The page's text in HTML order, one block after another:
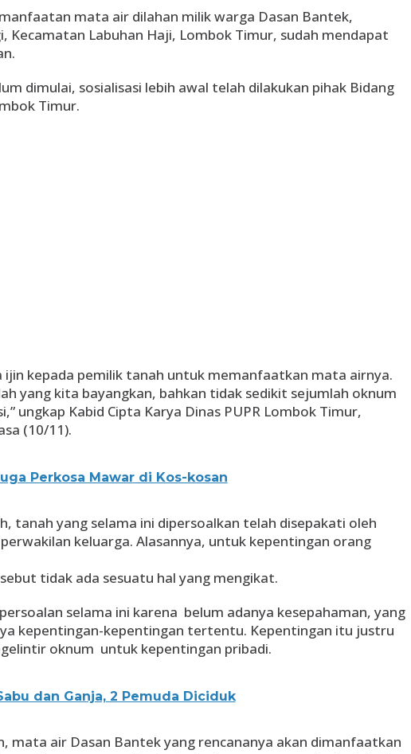
mata air dilahan milik warga Dasan Bantek,
Kecamatan Labuhan Haji, Lombok Timur, sudah mendapat
dimulai, sosialisasi lebih awal telah dilakukan pihak Bidang
Timur.
ijin kepada pemilik tanah untuk memanfaatkan mata airnya.
yang kita bayangkan, bahkan tidak sedikit sejumlah oknum
ungkap Kabid Cipta Karya Dinas PUPR Lombok Timur,
(10/11).
Perkosa Mawar di Kos-kosan
tanah yang selama ini dipersoalkan telah disepakati oleh
keluarga. Alasannya, untuk kepentingan orang
tidak ada sesuatu hal yang mengikat.
selama ini karena belum adanya kesepahaman, yang
kepentingan-kepentingan tertentu. Kepentingan itu justru
oknum untuk kepentingan pribadi.
dan Ganja, 2 Pemuda Diciduk
mata air Dasan Bantek yang rencananya akan dimanfaatkan